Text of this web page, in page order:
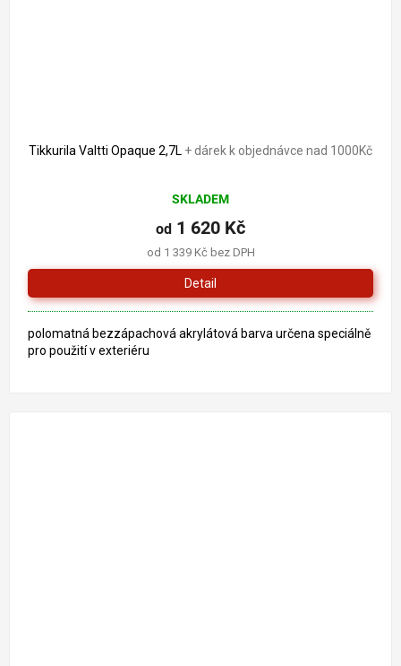
Tikkurila Valtti Opaque 2,7L + dárek k objednávce nad 1000Kč
hodnocení
produktu
je
5,0
z
5
hvězdiček.
SKLADEM
od 1 339 Kč bez DPH
od 1 620 Kč
Detail
polomatná bezzápachová akrylátová barva určena speciálně
pro použití v exteriéru